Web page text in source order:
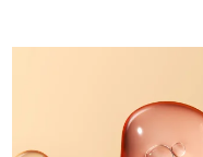
Turquie
Royaume-Uni